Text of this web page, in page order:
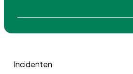
Incidenten